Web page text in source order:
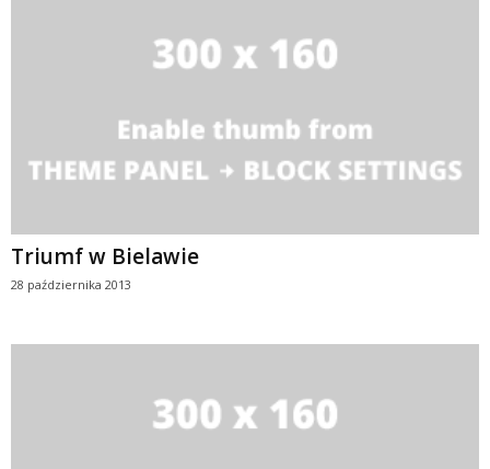
Triumf w Bielawie
28 października 2013